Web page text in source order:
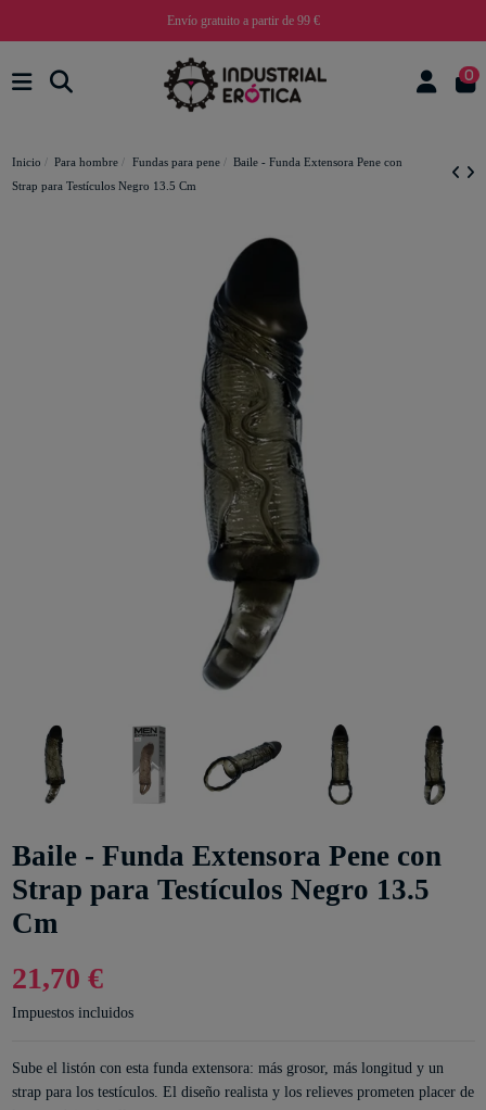
Envío gratuito a partir de 99 €
0
Inicio Para hombre Fundas para pene
Baile - Funda Extensora Pene con
Strap para Testículos Negro 13.5 Cm
Baile - Funda Extensora Pene con
Strap para Testículos Negro 13.5
Cm
21,70 €
Impuestos incluidos
Sube el listón con esta funda extensora: más grosor, más longitud y un
strap para los testículos. El diseño realista y los relieves prometen placer de